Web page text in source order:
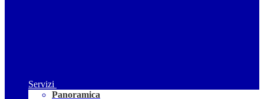
Servizi
Panoramica